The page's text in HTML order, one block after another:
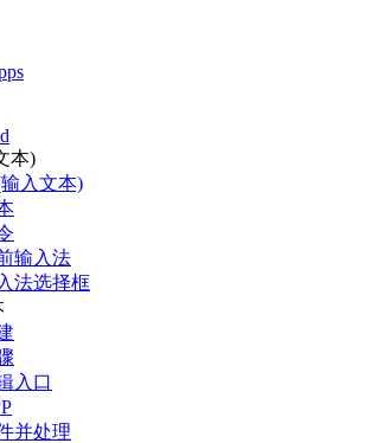
本)
入文本)
输入法
法选择框
入口
并处理